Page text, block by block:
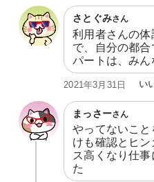
さとぐみさん
利用者さんの
で、自分の都
パートは、み
2021年3月31日 い
まっさーさん
やってないこと
けも確認とヒ
ス高くなり仕
た